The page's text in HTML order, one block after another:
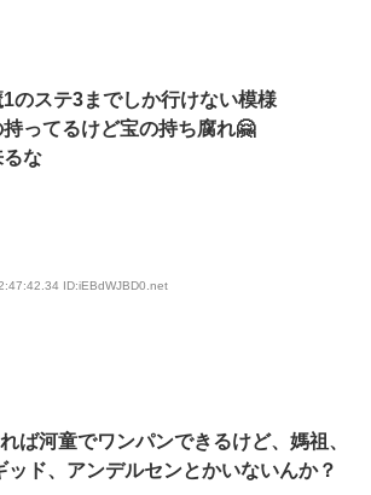
のステ3までしか行けない模様
ってるけど宝の持ち腐れ🤗
るな
ID:iEBdWJBD0.net
ば河童でワンパンできるけど、媽祖、
ッド、アンデルセンとかいないんか？